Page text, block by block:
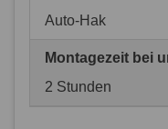
Auto-Hak
Montagezeit bei
2 Stunden